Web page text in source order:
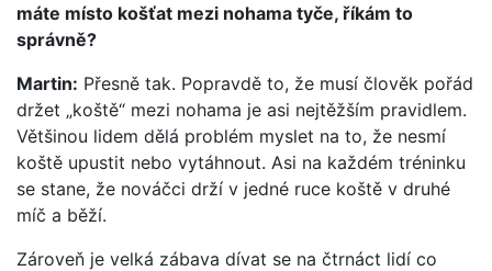
máte místo košťat mezi nohama tyče, říkám to
správně?
Martin: Přesně tak. Popravdě to, že musí člověk pořád
držet „koště“ mezi nohama je asi nejtěžším pravidlem.
Většinou lidem dělá problém myslet na to, že nesmí
koště upustit nebo vytáhnout. Asi na každém tréninku
se stane, že nováčci drží v jedné ruce koště v druhé
míč a běží.
Zároveň je velká zábava dívat se na čtrnáct lidí co